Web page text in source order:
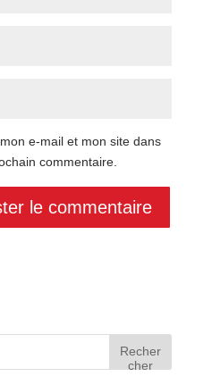
e-mail et mon site dans
commentaire.
Recher
cher